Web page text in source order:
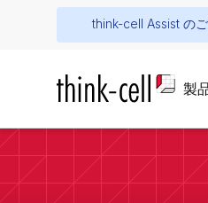
think-cell Assist の
製